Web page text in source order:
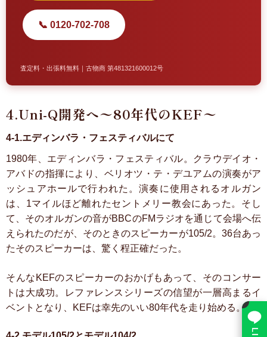
📞 0120-702-708
査定料・出張料無料｜古物商 第481321600012号
4.Uni-Q開発へ〜80年代のKEF〜
4-1.エディンバラ・フェスティバルにて
1980年、エディンバラ・フェスティバル。クラウデイオ・
アバドの指揮により、ベリオツ・テ・デユアムの演奏がア
ッシュアホールで行われた。演奏に使用されるオルガン
は、1マイルほど離れたセントメリー教会にあった。そし
て、そのオルガンの音がBBCのFMラジオを通じて会場へ伝
えられたのだが、そのときのスピーカーが105/2。36台あっ
たそのスピーカーは、驚く程正確だった。
そんなKEFのスピーカーのおかげもあって、そのコンサー
トは大成功。レファレンスシリーズの信望が一層高まるイ
ベントとなり、KEFは幸先のいい80年代を走り始める。
×